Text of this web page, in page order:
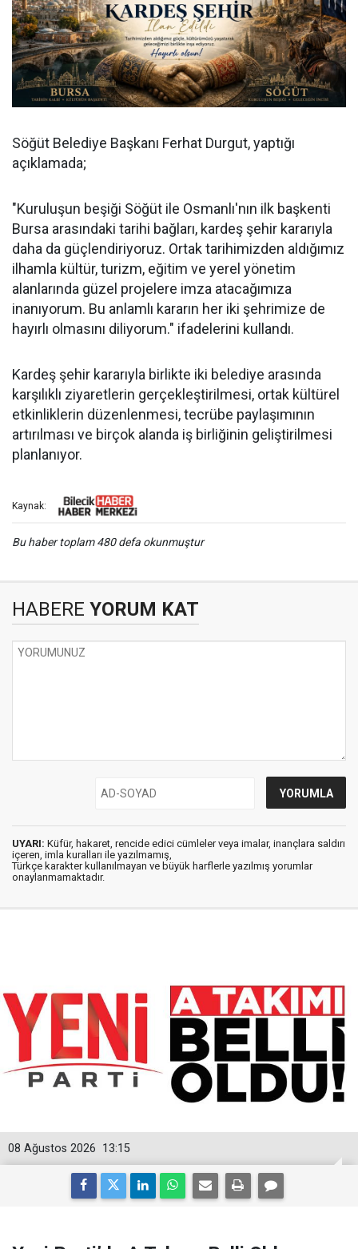
Söğüt Belediye Başkanı Ferhat Durgut, yaptığı
açıklamada;
"Kuruluşun beşiği Söğüt ile Osmanlı'nın ilk başkenti
Bursa arasındaki tarihi bağları, kardeş şehir kararıyla
daha da güçlendiriyoruz. Ortak tarihimizden aldığımız
ilhamla kültür, turizm, eğitim ve yerel yönetim
alanlarında güzel projelere imza atacağımıza
inanıyorum. Bu anlamlı kararın her iki şehrimize de
hayırlı olmasını diliyorum." ifadelerini kullandı.
Kardeş şehir kararıyla birlikte iki belediye arasında
karşılıklı ziyaretlerin gerçekleştirilmesi, ortak kültürel
etkinliklerin düzenlenmesi, tecrübe paylaşımının
artırılması ve birçok alanda iş birliğinin geliştirilmesi
planlanıyor.
Kaynak:
Bu haber toplam 480 defa okunmuştur
HABERE YORUM KAT
UYARI: Küfür, hakaret, rencide edici cümleler veya imalar, inançlara saldırı
içeren, imla kuralları ile yazılmamış,
Türkçe karakter kullanılmayan ve büyük harflerle yazılmış yorumlar
onaylanmamaktadır.
13:15
08 Ağustos 2026